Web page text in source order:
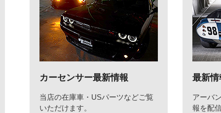
カーセンサー最新情報
当店の在庫車・USパーツなどご覧
いただけます。
最新情
アーバ
報を配